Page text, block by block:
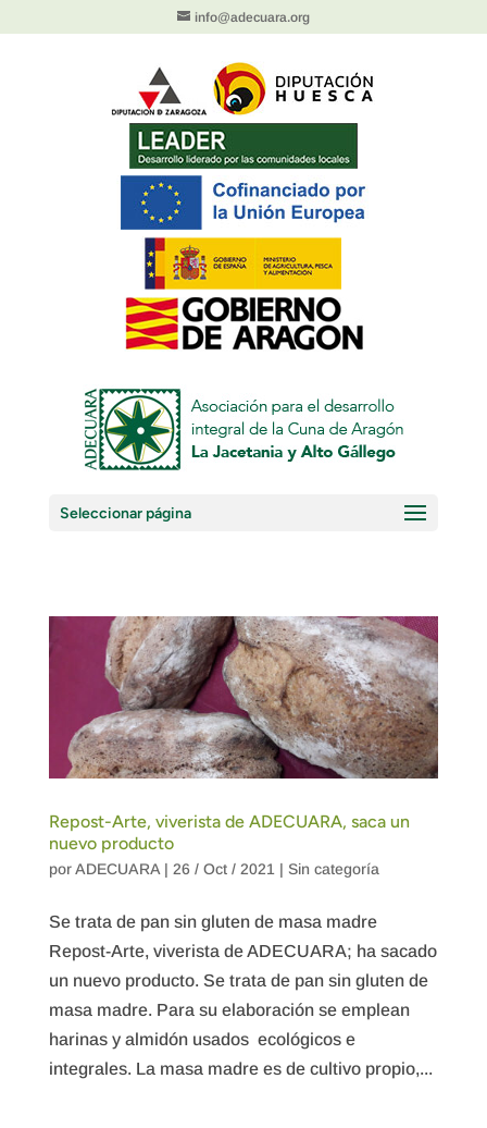
info@adecuara.org
Seleccionar página
Repost-Arte, viverista de ADECUARA, saca un
nuevo producto
porADECUARA| 26 / Oct / 2021 | Sin categoría
Se trata de pan sin gluten de masa madre
Repost-Arte, viverista de ADECUARA; ha sacado
un nuevo producto. Se trata de pan sin gluten de
masa madre. Para su elaboración se emplean
harinas y almidón usados ecológicos e
integrales. La masa madre es de cultivo propio,...